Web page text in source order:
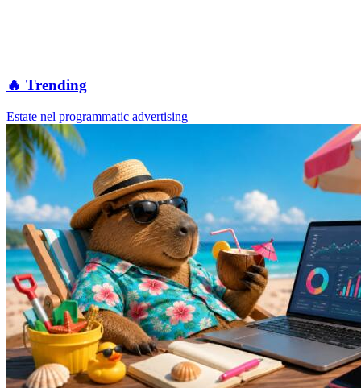
🔥 Trending
Estate nel programmatic advertising